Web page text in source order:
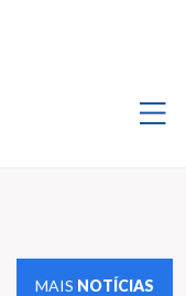
MAIS NOTÍCIAS